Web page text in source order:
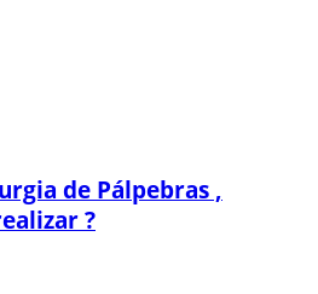
de Pálpebras ,
?